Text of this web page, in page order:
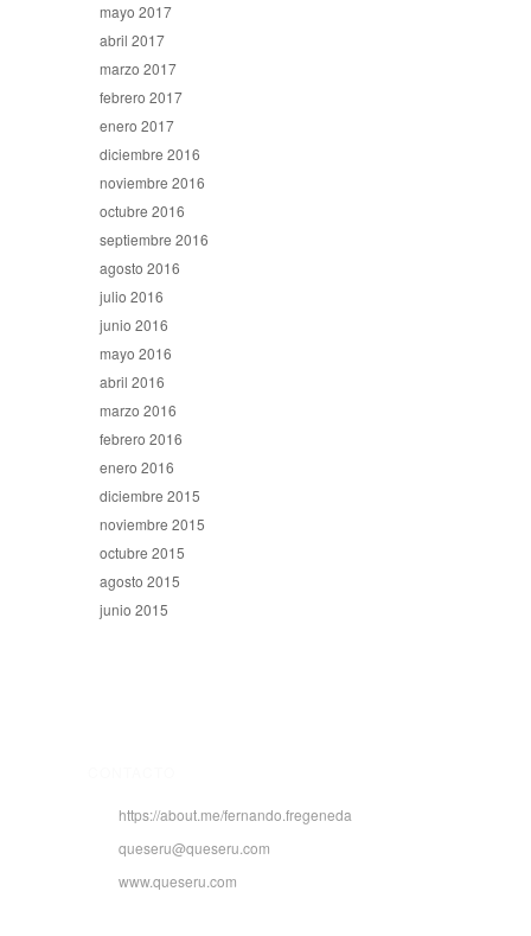
mayo 2017
abril 2017
marzo 2017
febrero 2017
enero 2017
diciembre 2016
noviembre 2016
octubre 2016
septiembre 2016
agosto 2016
julio 2016
junio 2016
mayo 2016
abril 2016
marzo 2016
febrero 2016
enero 2016
diciembre 2015
noviembre 2015
octubre 2015
agosto 2015
junio 2015
https://about.me/fernando.fregeneda
queseru@queseru.com
www.queseru.com